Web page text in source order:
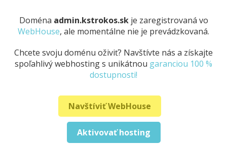
Doména admin.kstrokos.skje zaregistrovaná vo
WebHouse, ale momentálne nie je prevádzkovaná.
Chcete svoju doménu oživiť? Navštívte nás a získajte
spoľahlivý webhosting s unikátnou garanciou 100 %
dostupnosti!
Navštíviť WebHouse
Aktivovať hosting